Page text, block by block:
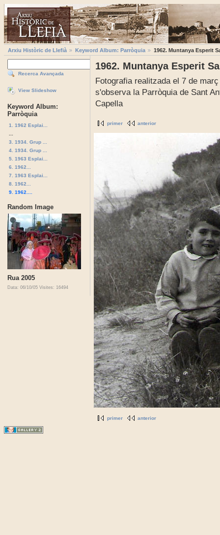
Arxiu Històric de Llefià Keyword Album: Parròquia 1962. Muntanya Esperit
Recerca Avançada
View Slideshow
Keyword Album:
Parròquia
1. 1962 Esplai...
3. 1934. Grup ...
4. 1934. Grup ...
5. 1963 Esplai...
6. 1962...
7. 1963 Esplai...
8. 1962...
9. 1962....
Random Image
Rua 2005
Data: 06/10/05 Visites: 16494
1962. Muntanya Esperit
Fotografia realitzada el 7 de
s'observa la Parròquia de Sant
Capella
primer anterior
primer anterior